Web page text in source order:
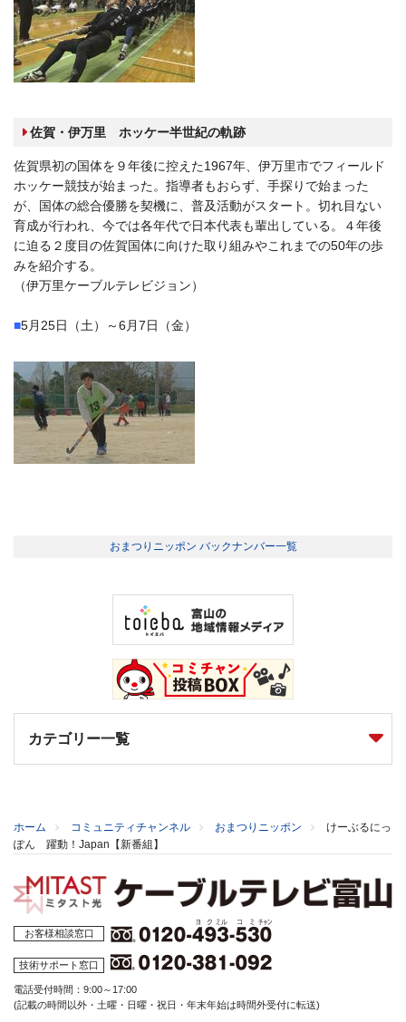
佐賀・伊万里 ホッケー半世紀の軌跡
佐賀県初の国体を９年後に控えた1967年、伊万里市でフィールド
ホッケー競技が始まった。指導者もおらず、手探りで始まった
が、国体の総合優勝を契機に、普及活動がスタート。切れ目ない
育成が行われ、今では各年代で日本代表も輩出している。４年後
に迫る２度目の佐賀国体に向けた取り組みやこれまでの50年の歩
みを紹介する。
（伊万里ケーブルテレビジョン）
■5月25日（土）～6月7日（金）
おまつりニッポン バックナンバー一覧
カテゴリー一覧
ホーム コミュニティチャンネル おまつりニッポン
けーぶるにっ
ぽん 躍動！Japan【新番組】
お客様相談窓口
技術サポート窓口
電話受付時間：9:00～17:00
(記載の時間以外・土曜・日曜・祝日・年末年始は時間外受付に転送)